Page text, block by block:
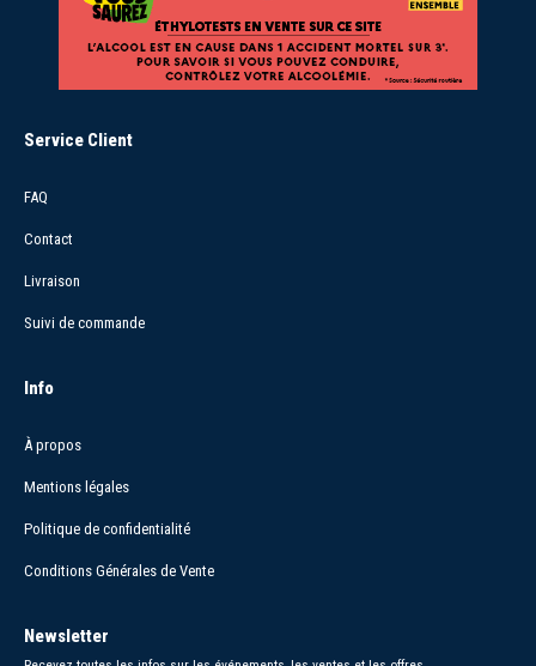
Service Client
FAQ
Contact
Livraison
Suivi de commande
Info
À propos
Mentions légales
Politique de confidentialité
Conditions Générales de Vente
Newsletter